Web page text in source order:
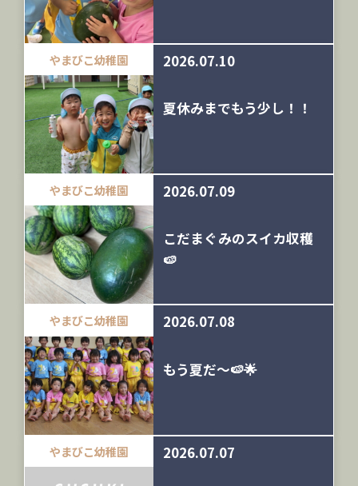
やまびこ幼稚園 2026.07.10
夏休みまでもう少し！！
やまびこ幼稚園 2026.07.09
こだまぐみのスイカ収穫
🍉
やまびこ幼稚園 2026.07.08
もう夏だ～🍉🌟
やまびこ幼稚園 2026.07.07